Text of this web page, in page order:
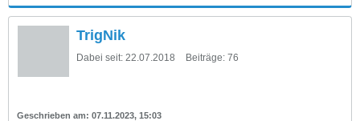
TrigNik
Dabei seit: 22.07.2018 Beiträge: 76
07.11.2023, 15:03